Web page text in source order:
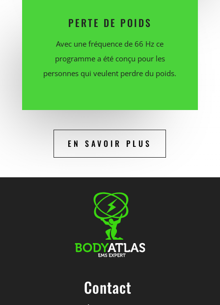
PERTE DE POIDS
Avec une fréquence de 66 Hz ce
programme a été conçu pour les
personnes qui veulent perdre du poids.
EN SAVOIR PLUS
Contact